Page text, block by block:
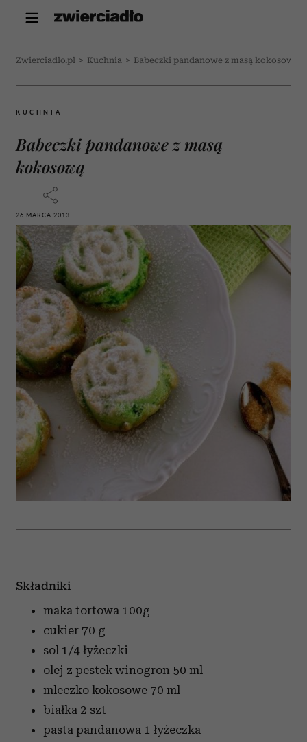
Zwierciadlo.pl > Kuchnia > Babeczki pandanowe z masą kokosową
KUCHNIA
Babeczki pandanowe z masą
kokosową
26 MARCA 2013
Składniki
maka tortowa 100g
cukier 70 g
sol 1/4 łyżeczki
olej z pestek winogron 50 ml
mleczko kokosowe 70 ml
białka 2 szt
pasta pandanowa 1 łyżeczka